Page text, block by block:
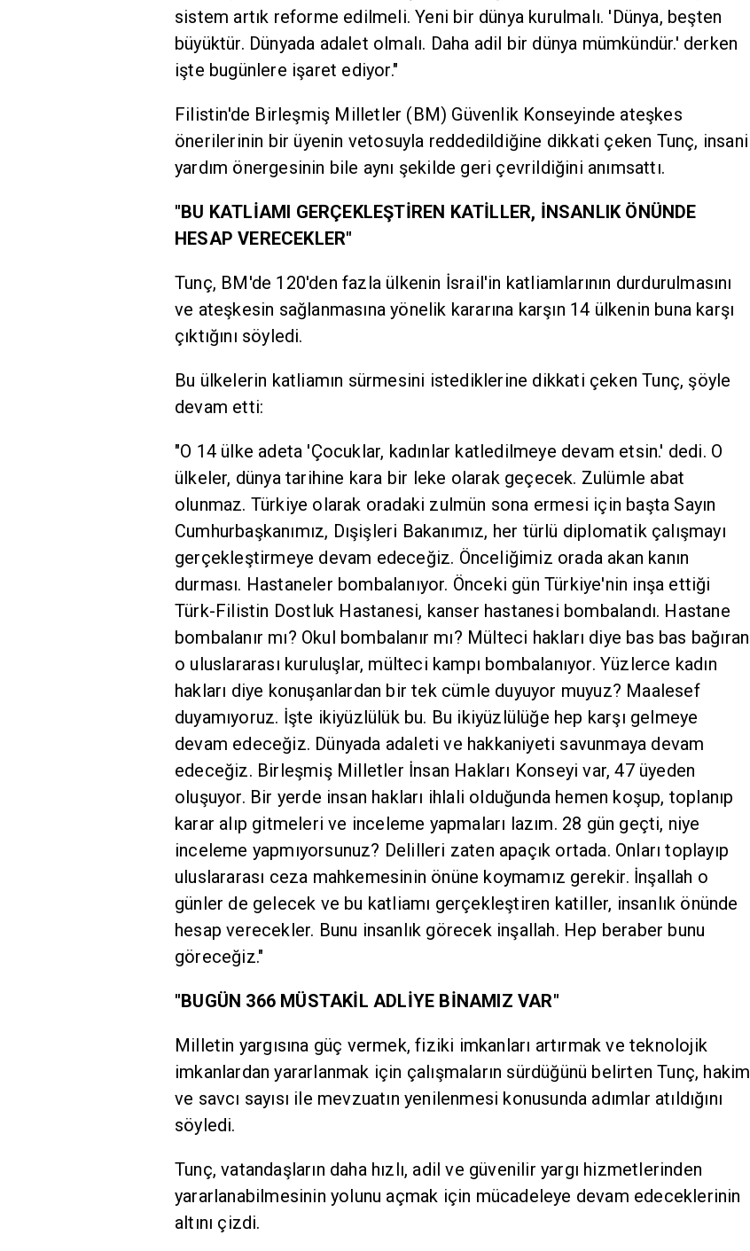
sistem artık reforme edilmeli. Yeni bir dünya kurulmalı. 'Dünya, beşten
büyüktür. Dünyada adalet olmalı. Daha adil bir dünya mümkündür.' derken
işte bugünlere işaret ediyor."
Filistin'de Birleşmiş Milletler (BM) Güvenlik Konseyinde ateşkes
önerilerinin bir üyenin vetosuyla reddedildiğine dikkati çeken Tunç, insani
yardım önergesinin bile aynı şekilde geri çevrildiğini anımsattı.
"BU KATLİAMI GERÇEKLEŞTİREN KATİLLER, İNSANLIK ÖNÜNDE
HESAP VERECEKLER"
Tunç, BM'de 120'den fazla ülkenin İsrail'in katliamlarının durdurulmasını
ve ateşkesin sağlanmasına yönelik kararına karşın 14 ülkenin buna karşı
çıktığını söyledi.
Bu ülkelerin katliamın sürmesini istediklerine dikkati çeken Tunç, şöyle
devam etti:
"O 14 ülke adeta 'Çocuklar, kadınlar katledilmeye devam etsin.' dedi. O
ülkeler, dünya tarihine kara bir leke olarak geçecek. Zulümle abat
olunmaz. Türkiye olarak oradaki zulmün sona ermesi için başta Sayın
Cumhurbaşkanımız, Dışişleri Bakanımız, her türlü diplomatik çalışmayı
gerçekleştirmeye devam edeceğiz. Önceliğimiz orada akan kanın
durması. Hastaneler bombalanıyor. Önceki gün Türkiye'nin inşa ettiği
Türk-Filistin Dostluk Hastanesi, kanser hastanesi bombalandı. Hastane
bombalanır mı? Okul bombalanır mı? Mülteci hakları diye bas bas bağıran
o uluslararası kuruluşlar, mülteci kampı bombalanıyor. Yüzlerce kadın
hakları diye konuşanlardan bir tek cümle duyuyor muyuz? Maalesef
duyamıyoruz. İşte ikiyüzlülük bu. Bu ikiyüzlülüğe hep karşı gelmeye
devam edeceğiz. Dünyada adaleti ve hakkaniyeti savunmaya devam
edeceğiz. Birleşmiş Milletler İnsan Hakları Konseyi var, 47 üyeden
oluşuyor. Bir yerde insan hakları ihlali olduğunda hemen koşup, toplanıp
karar alıp gitmeleri ve inceleme yapmaları lazım. 28 gün geçti, niye
inceleme yapmıyorsunuz? Delilleri zaten apaçık ortada. Onları toplayıp
uluslararası ceza mahkemesinin önüne koymamız gerekir. İnşallah o
günler de gelecek ve bu katliamı gerçekleştiren katiller, insanlık önünde
hesap verecekler. Bunu insanlık görecek inşallah. Hep beraber bunu
göreceğiz."
"BUGÜN 366 MÜSTAKİL ADLİYE BİNAMIZ VAR"
Milletin yargısına güç vermek, fiziki imkanları artırmak ve teknolojik
imkanlardan yararlanmak için çalışmaların sürdüğünü belirten Tunç, hakim
ve savcı sayısı ile mevzuatın yenilenmesi konusunda adımlar atıldığını
söyledi.
Tunç, vatandaşların daha hızlı, adil ve güvenilir yargı hizmetlerinden
yararlanabilmesinin yolunu açmak için mücadeleye devam edeceklerinin
altını çizdi.